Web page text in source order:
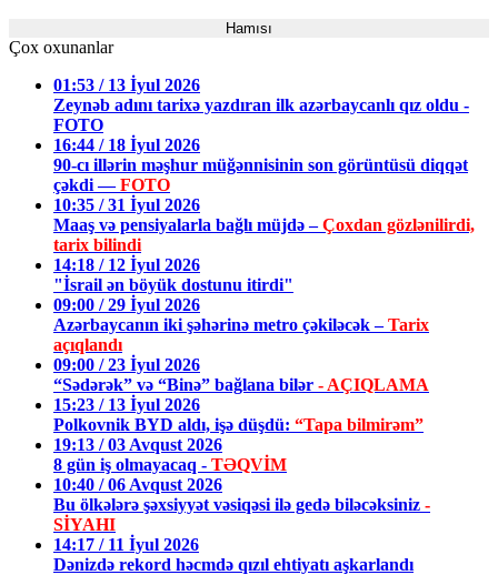
Hamısı
Çox oxunanlar
01:53 / 13 İyul 2026
Zeynəb adını tarixə yazdıran ilk azərbaycanlı qız oldu -
FOTO
16:44 / 18 İyul 2026
90-cı illərin məşhur müğənnisinin son görüntüsü diqqət
çəkdi —FOTO
10:35 / 31 İyul 2026
Maaş və pensiyalarla bağlı müjdə –Çoxdan gözlənilirdi,
tarix bilindi
14:18 / 12 İyul 2026
"İsrail ən böyük dostunu itirdi"
09:00 / 29 İyul 2026
Azərbaycanın iki şəhərinə metro çəkiləcək –Tarix
açıqlandı
09:00 / 23 İyul 2026
“Sədərək” və “Binə” bağlana bilər - AÇIQLAMA
15:23 / 13 İyul 2026
Polkovnik BYD aldı, işə düşdü: “Tapa bilmirəm”
19:13 / 03 Avqust 2026
8 gün iş olmayacaq - TƏQVİM
10:40 / 06 Avqust 2026
Bu ölkələrə şəxsiyyət vəsiqəsi ilə gedə biləcəksiniz -
SİYAHI
14:17 / 11 İyul 2026
Dənizdə rekord həcmdə qızıl ehtiyatı aşkarlandı